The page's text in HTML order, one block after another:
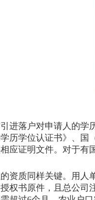
落户对申请人的学历
历学位认证书》、国
应证明文件。对于有
质同样关键。用人单
权书原件，且总公司